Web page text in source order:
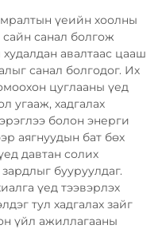
үеийн хоолны
санал болгож
авалтаас цааш
санал болгодог. Их
цуглааны үед
угааж, хадгалах
болон энерги
аягнуудын бат бөх
давтан солих
бууруулдаг.
үед тээвэрлэх
тул хадгалах зайг
үйл ажиллагааны